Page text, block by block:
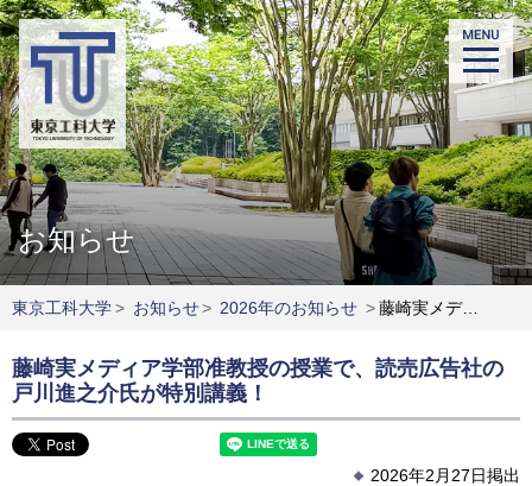
お知らせ
東京工科大学> お知らせ> 2026年のお知らせ >藤崎実メディア学部准教授の授業で、読売広告社の戸川進之介氏が特別講義！
藤崎実メディア学部准教授の授業で、読売広告社の
戸川進之介氏が特別講義！
2026年2月27日掲出